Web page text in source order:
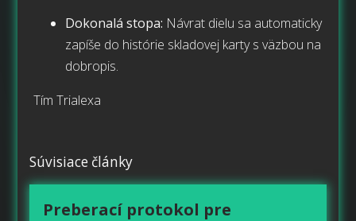
Dokonalá stopa: Návrat dielu sa automaticky
zapíše do histórie skladovej karty s väzbou na
dobropis.
Tím Trialexa
Súvisiace články
Preberací protokol pre